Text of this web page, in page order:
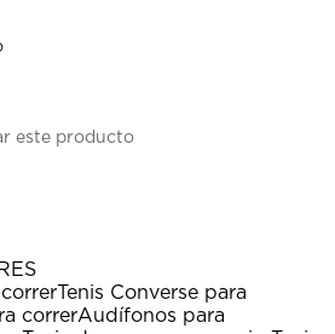
este producto
Tenis Converse para
correrAudífonos para